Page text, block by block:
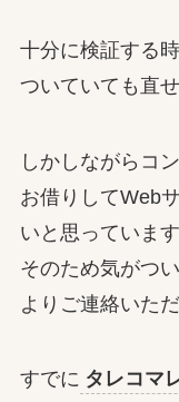
十分に検証する
ついていても直
しかしながらコ
お借りしてWeb
いと思っています
そのため気がつ
よりご連絡いた
すでに タレコマ